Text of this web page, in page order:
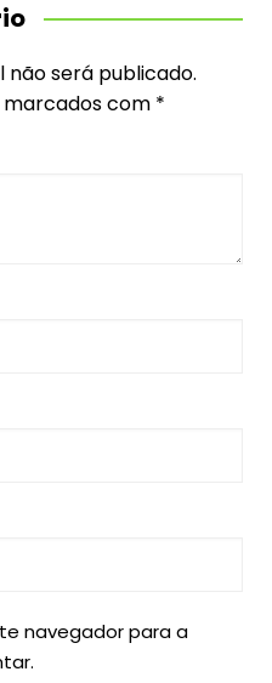
será publicado.
com *
navegador para a